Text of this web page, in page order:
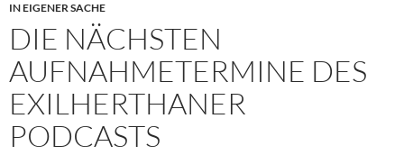
IN EIGENER SACHE
DIE NÄCHSTEN
AUFNAHMETERMINE DES
EXILHERTHANER
PODCASTS